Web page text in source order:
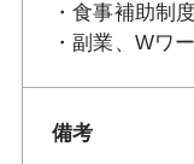
・食事補助制度
・副業、Wワ
備考